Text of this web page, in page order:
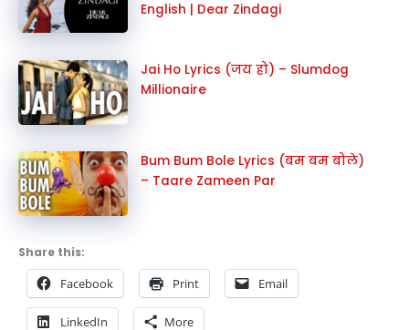
English | Dear Zindagi
Jai Ho Lyrics (जय हो) – Slumdog
Millionaire
Bum Bum Bole Lyrics (बम बम बोले)
– Taare Zameen Par
Share this:
Facebook Print Email
LinkedIn More